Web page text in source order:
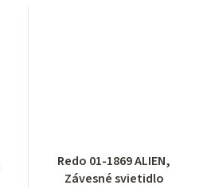
Redo 01-1869 ALIEN,
Závesné svietidlo